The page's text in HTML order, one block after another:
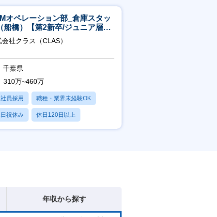
オペレーション部_倉庫スタッ
船橋）【第2新卒/ジュニア層歓
社クラス（CLAS）
千葉県
310万~460万
員採用 職種・業界未経験OK
祝休み 休日120日以上
・育休あり
年収から探す